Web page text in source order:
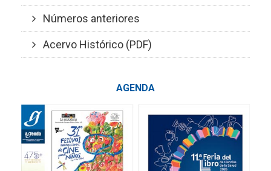
Números anteriores
Acervo Histórico (PDF)
AGENDA